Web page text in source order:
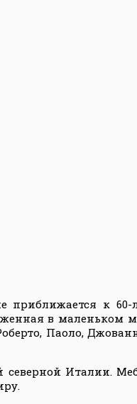
к 60-
в маленьком
Паоло,
северной Италии.